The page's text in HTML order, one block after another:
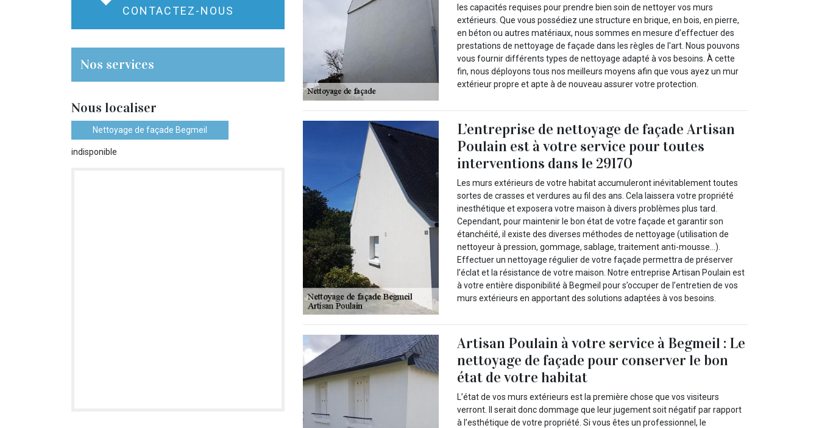
CONTACTEZ-NOUS
Nos services
Nous localiser
Nettoyage de façade Begmeil
indisponible
les capacités requises pour prendre bien soin de nettoyer vos murs
extérieurs. Que vous possédiez une structure en brique, en bois, en pierre,
en béton ou autres matériaux, nous sommes en mesure d’effectuer des
prestations de nettoyage de façade dans les règles de l'art. Nous pouvons
vous fournir différents types de nettoyage adapté à vos besoins. À cette
fin, nous déployons tous nos meilleurs moyens afin que vous ayez un mur
extérieur propre et apte à de nouveau assurer votre protection.
L’entreprise de nettoyage de façade Artisan
Poulain est à votre service pour toutes
interventions dans le 29170
Les murs extérieurs de votre habitat accumuleront inévitablement toutes
sortes de crasses et verdures au fil des ans. Cela laissera votre propriété
inesthétique et exposera votre maison à divers problèmes plus tard.
Cependant, pour maintenir le bon état de votre façade et garantir son
étanchéité, il existe des diverses méthodes de nettoyage (utilisation de
nettoyeur à pression, gommage, sablage, traitement anti-mousse…).
Effectuer un nettoyage régulier de votre façade permettra de préserver
l’éclat et la résistance de votre maison. Notre entreprise Artisan Poulain est
à votre entière disponibilité à Begmeil pour s’occuper de l’entretien de vos
murs extérieurs en apportant des solutions adaptées à vos besoins.
Artisan Poulain à votre service à Begmeil : Le
nettoyage de façade pour conserver le bon
état de votre habitat
L’état de vos murs extérieurs est la première chose que vos visiteurs
verront. Il serait donc dommage que leur jugement soit négatif par rapport
à l’esthétique de votre propriété. Si vous êtes un professionnel, le